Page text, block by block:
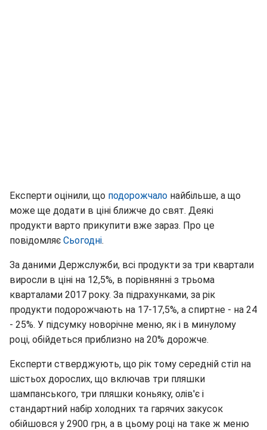
Експерти оцінили, що подорожчало найбільше, а що
може ще додати в ціні ближче до свят. Деякі
продукти варто прикупити вже зараз. Про це
повідомляє Сьогодні.
За даними Держслужби, всі продукти за три квартали
виросли в ціні на 12,5%, в порівнянні з трьома
кварталами 2017 року. За підрахунками, за рік
продукти подорожчають на 17-17,5%, а спиртне - на 24
- 25%. У підсумку новорічне меню, як і в минулому
році, обійдеться приблизно на 20% дорожче.
Експерти стверджують, що рік тому середній стіл на
шістьох дорослих, що включав три пляшки
шампанського, три пляшки коньяку, олів'є і
стандартний набір холодних та гарячих закусок
обійшовся у 2900 грн, а в цьому році на таке ж меню